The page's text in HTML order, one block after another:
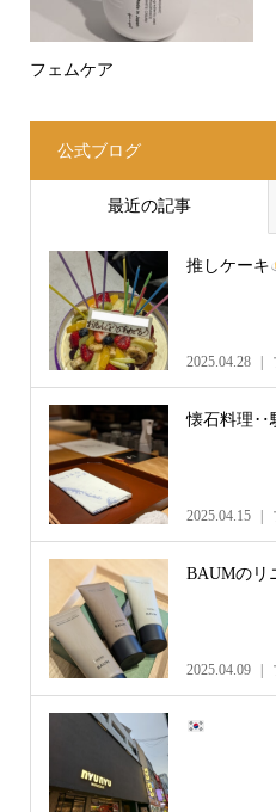
フェムケア
公式ブログ
最近の記事
推しケーキ
2025.04.28
懐石料理‥
2025.04.15
BAUMのリ
2025.04.09